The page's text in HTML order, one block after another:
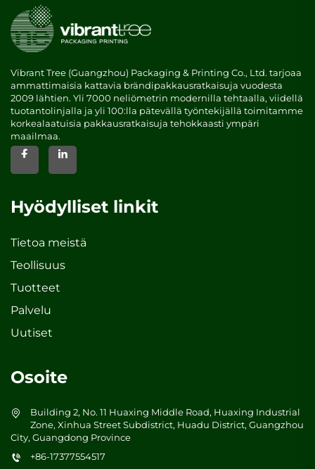
Vibrant Tree (Guangzhou) Packaging & Printing Co., Ltd. tarjoaa
ammattimaisia kattavia brändipakkausratkaisuja vuodesta
2009 lähtien. Yli 7000 neliömetrin modernilla tehtaalla, viidellä
tuotantolinjalla ja yli 100:lla pätevällä työntekijällä toimitamme
korkealaatuisia pakkausratkaisuja tehokkaasti ympäri
maailmaa.
Hyödylliset linkit
Tietoa meistä
Teollisuus
Tuotteet
Palvelu
Uutiset
Osoite
Building 2, No. 11 Huaxing Middle Road, Huaxing Industrial
Zone, Xinhua Street Subdistrict, Huadu District, Guangzhou
City, Guangdong Province
+86-17377554517